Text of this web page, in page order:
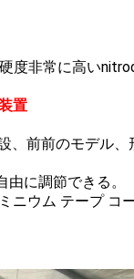
度非常に高い
置
、前前のモデル
に調節できる。
ニウム テープ コ